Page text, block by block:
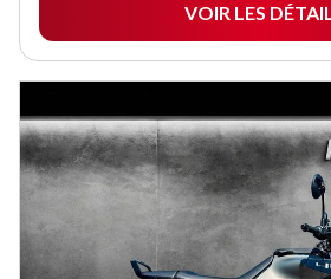
VOIR LES